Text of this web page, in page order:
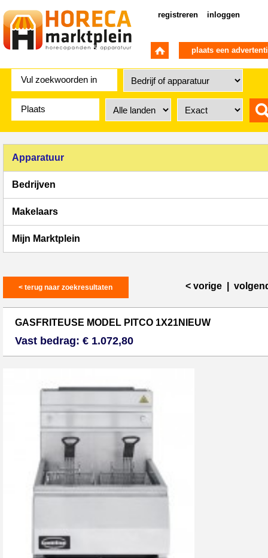
registreren inloggen
plaats een
Apparatuur
Bedrijven
Makelaars
Mijn Marktplein
< terug naar zoekresultaten < vorige
GASFRITEUSE MODEL PITCO 1X21NIEUW
Vast bedrag: € 1.072,80